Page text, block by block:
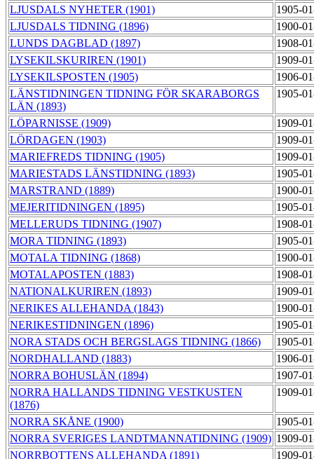
LJUSDALS NYHETER (1901)
1905-
LJUSDALS TIDNING (1896)
1900-
LUNDS DAGBLAD (1897)
1908-
LYSEKILSKURIREN (1901)
1909-
LYSEKILSPOSTEN (1905)
1906-
LÄNSTIDNINGEN TIDNING FÖR SKARABORGS
LÄN (1893)
1905-
LÖPARNISSE (1909)
1909-
LÖRDAGEN (1903)
1909-
MARIEFREDS TIDNING (1905)
1909-
MARIESTADS LÄNSTIDNING (1893)
1905-
MARSTRAND (1889)
1900-
MEJERITIDNINGEN (1895)
1905-
MELLERUDS TIDNING (1907)
1908-
MORA TIDNING (1893)
1905-
MOTALA TIDNING (1868)
1900-
MOTALAPOSTEN (1883)
1908-
NATIONALKURIREN (1893)
1909-
NERIKES ALLEHANDA (1843)
1900-
NERIKESTIDNINGEN (1896)
1905-
NORA STADS OCH BERGSLAGS TIDNING (1866)
1905-
NORDHALLAND (1883)
1906-
NORRA BOHUSLÄN (1894)
1907-
NORRA HALLANDS TIDNING VESTKUSTEN
(1876)
1909-
NORRA SKÅNE (1900)
1905-
NORRA SVERIGES LANDTMANNATIDNING (1909) 1909-
NORRBOTTENS ALLEHANDA (1891)
1909-